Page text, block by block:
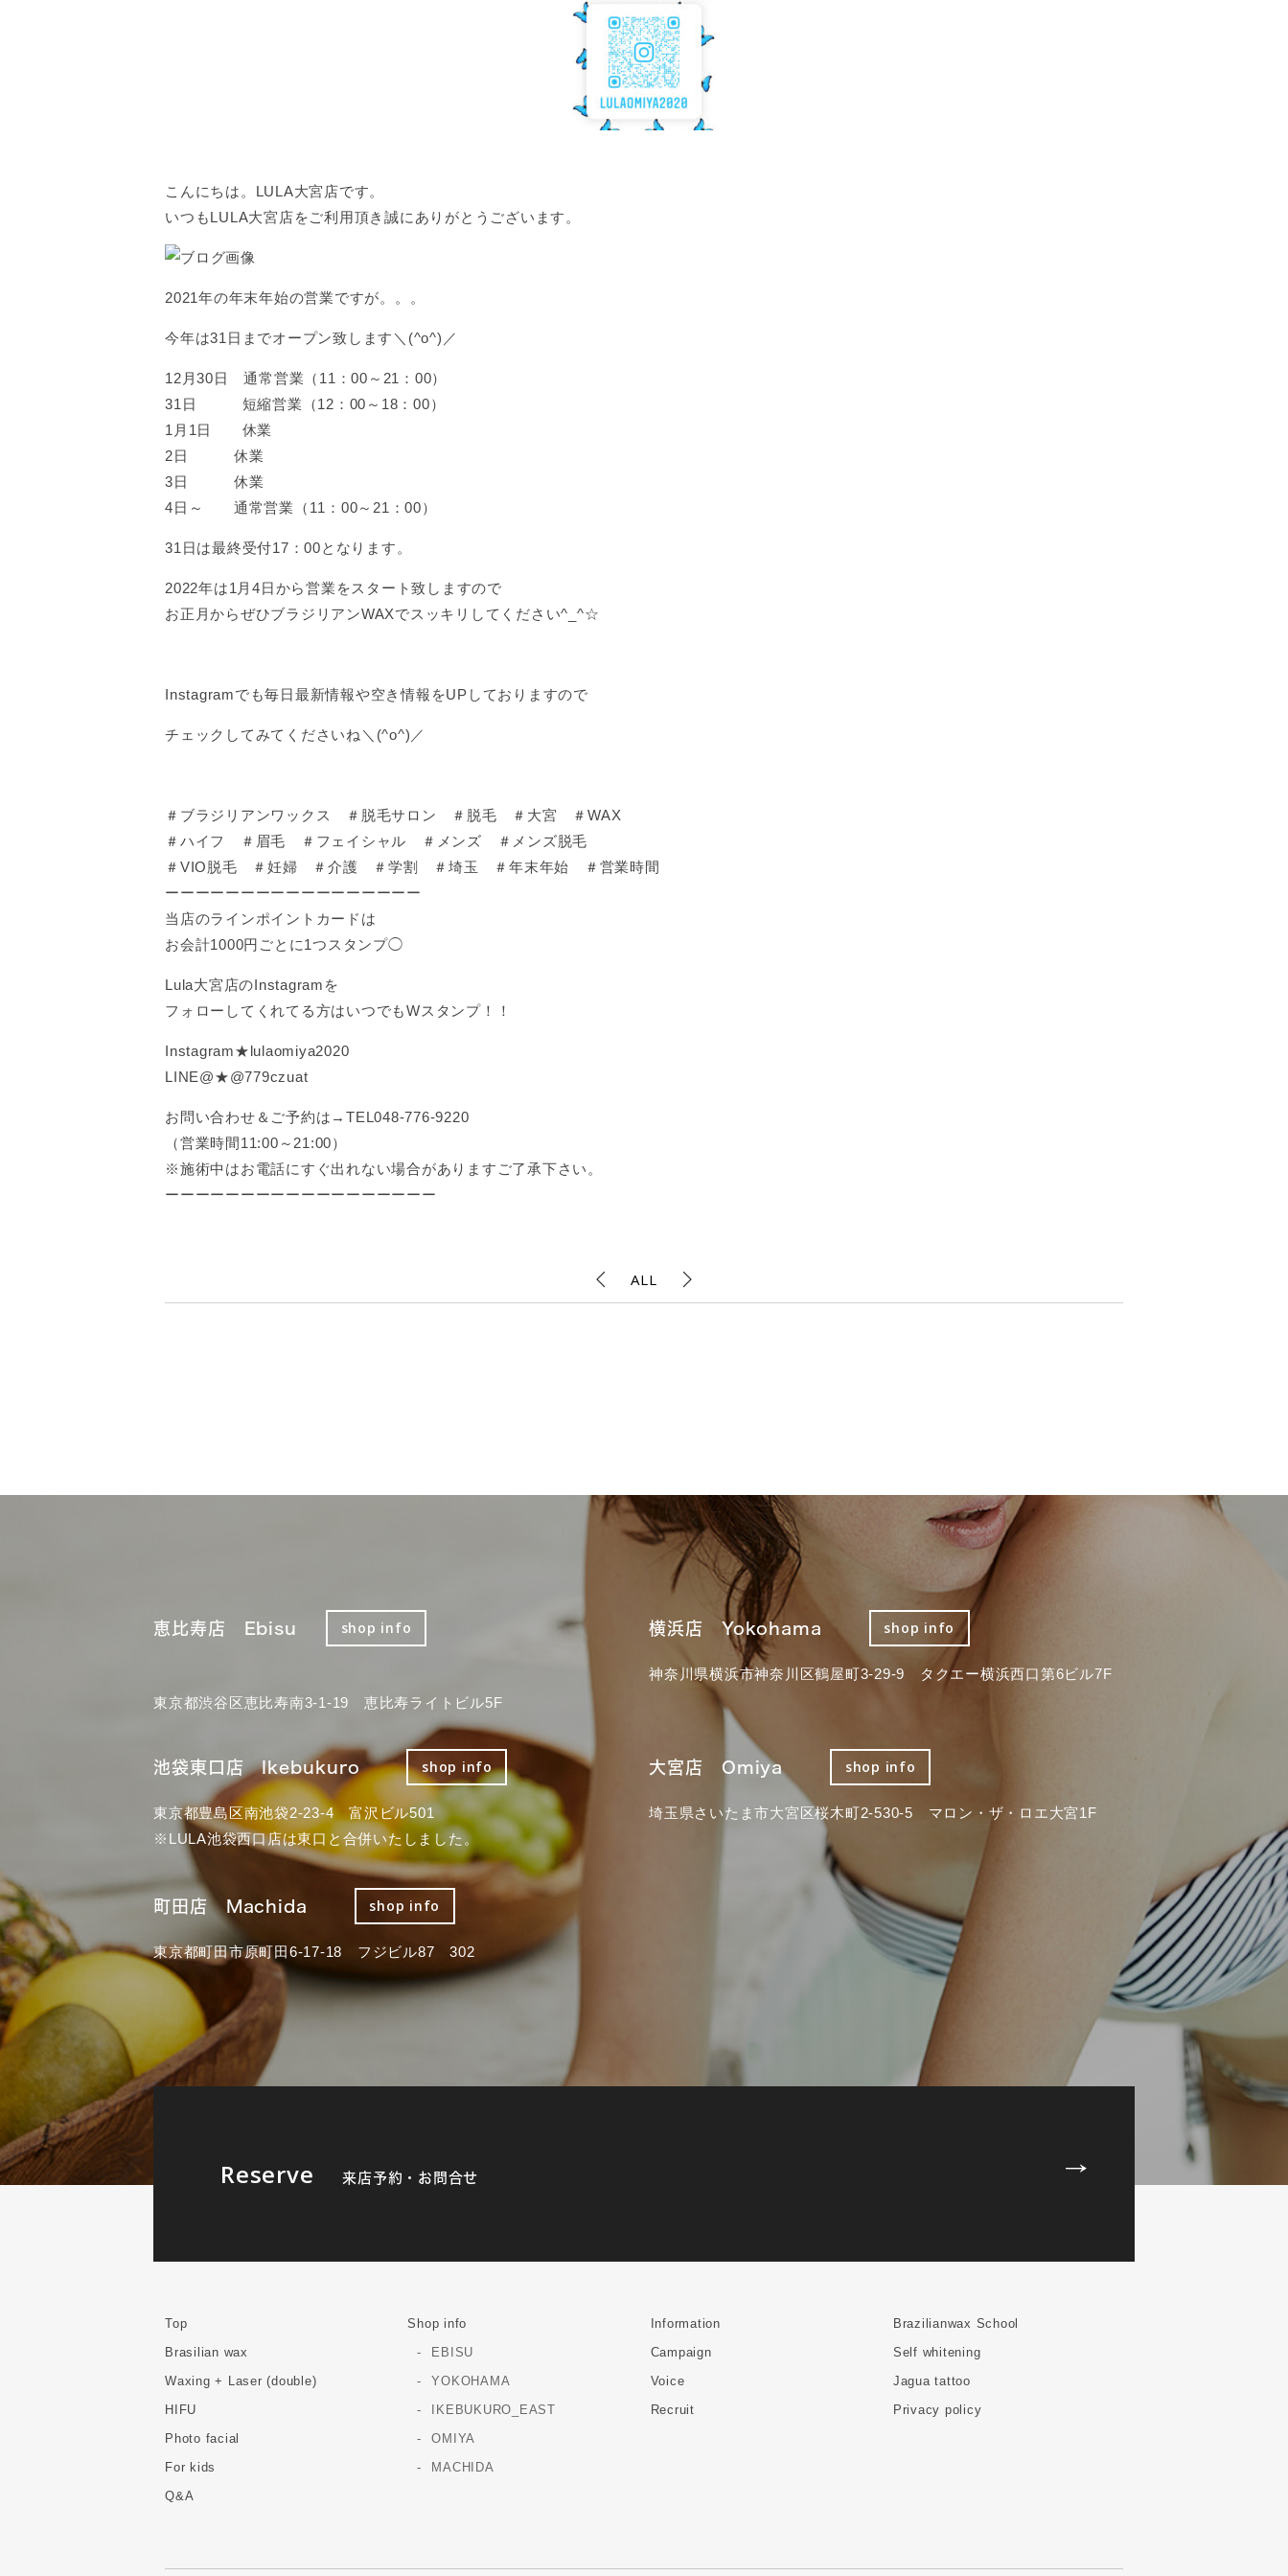
こんにちは。LULA大宮店です。
いつもLULA大宮店をご利用頂き誠にありがとうございます。
2021年の年末年始の営業ですが。。。
今年は31日までオープン致します＼(^o^)／
12月30日 通常営業（11：00～21：00）
31日 短縮営業（12：00～18：00）
1月1日 休業
2日 休業
3日 休業
4日～ 通常営業（11：00～21：00）
31日は最終受付17：00となります。
2022年は1月4日から営業をスタート致しますので
お正月からぜひブラジリアンWAXでスッキリしてください^_^☆
Instagramでも毎日最新情報や空き情報をUPしておりますので
チェックしてみてくださいね＼(^o^)／
＃ブラジリアンワックス ＃脱毛サロン ＃脱毛 ＃大宮 ＃WAX
＃ハイフ ＃眉毛 ＃フェイシャル ＃メンズ ＃メンズ脱毛
＃VIO脱毛 ＃妊婦 ＃介護 ＃学割 ＃埼玉 ＃年末年始 ＃営業時間
ーーーーーーーーーーーーーーーーー
当店のラインポイントカードは
お会計1000円ごとに1つスタンプ◯
Lula大宮店のInstagramを
フォローしてくれてる方はいつでもWスタンプ！！
Instagram★lulaomiya2020
LINE@★@779czuat
お問い合わせ＆ご予約は→TEL048-776-9220
（営業時間11:00～21:00）
※施術中はお電話にすぐ出れない場合がありますご了承下さい。
ーーーーーーーーーーーーーーーーーー
ALL
恵比寿店 Ebisu shop info
東京都渋谷区恵比寿南3-1-19 恵比寿ライトビル5F
横浜店 Yokohama shop info
神奈川県横浜市神奈川区鶴屋町3-29-9 タクエー横浜西口第6ビル7F
池袋東口店 Ikebukuro shop info
東京都豊島区南池袋2-23-4 富沢ビル501
※LULA池袋西口店は東口と合併いたしました。
大宮店 Omiya shop info
埼玉県さいたま市大宮区桜木町2-530-5 マロン・ザ・ロエ大宮1F
町田店 Machida shop info
東京都町田市原町田6-17-18 フジビル87 302
Reserve 来店予約・お問合せ
Top
Brasilian wax
Waxing + Laser (double)
HIFU
Photo facial
For kids
Q&A
Shop info
EBISU
YOKOHAMA
IKEBUKURO_EAST
OMIYA
MACHIDA
Information
Campaign
Voice
Recruit
Brazilianwax School
Self whitening
Jagua tattoo
Privacy policy